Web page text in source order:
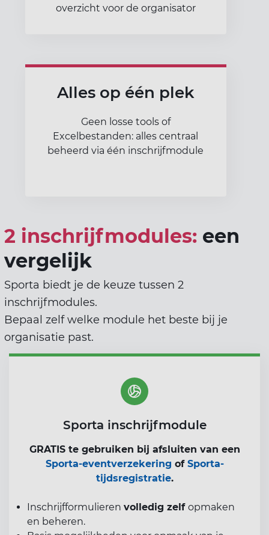
overzicht voor de organisator
Alles op één plek
Geen losse tools of
Excelbestanden: alles centraal
beheerd via één inschrijfmodule
2 inschrijfmodules: een
vergelijk
Sporta biedt je de keuze tussen 2
inschrijfmodules.
Bepaal zelf welke module het beste bij je
organisatie past.
Sporta inschrijfmodule
GRATIS te gebruiken bij afsluiten van een
Sporta-eventverzekering of Sporta-
tijdsregistratie.
Inschrijfformulieren volledig zelf opmaken
en beheren.